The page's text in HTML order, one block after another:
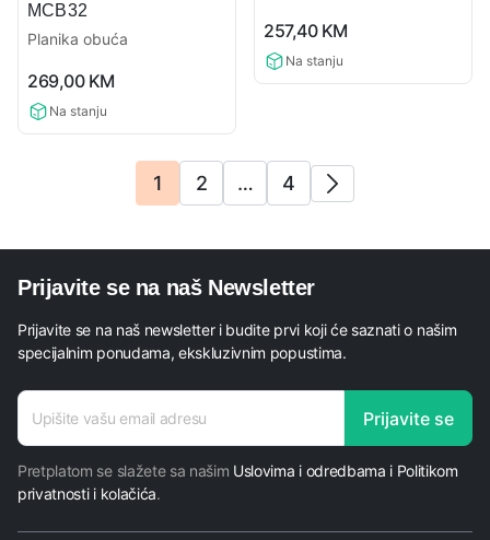
MCB32
Planika obuća
rating
269,00 KM
Na stanju
rating
257,40 KM
Na stanju
1 2 … 4
Prijavite se na naš Newsletter
Prijavite se na naš newsletter i budite prvi koji će saznati o našim
specijalnim ponudama, ekskluzivnim popustima.
E-mail
adresa
Prijavite se
Pretplatom se slažete sa našim Uslovima i odredbama i Politikom
privatnosti i kolačića.